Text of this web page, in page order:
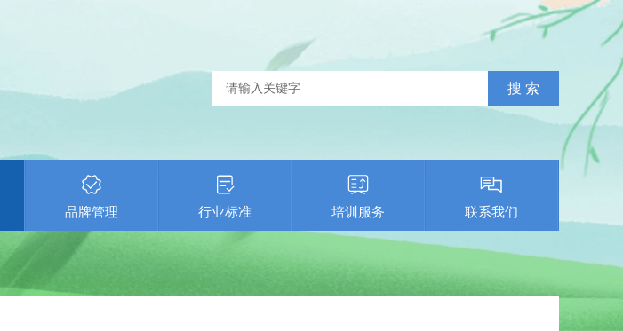
品牌管理 行业标准 培训服务 联系我们